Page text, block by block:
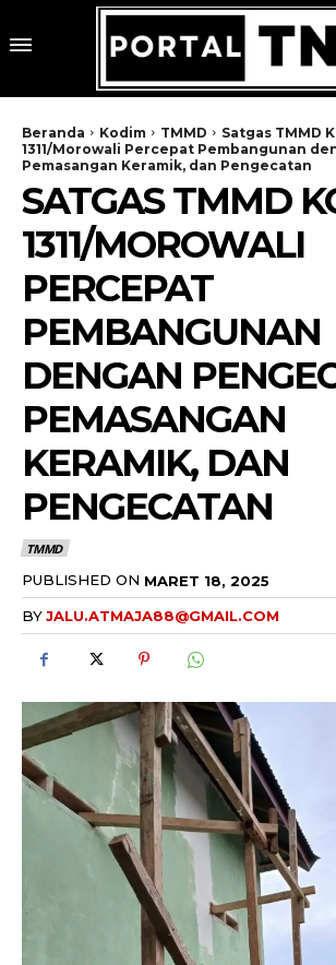
Beranda Kodim TMMD
Satgas TMMD
1311/Morowali Percepat Pembangunan
Pemasangan Keramik, dan Pengecatan
SATGAS TMMD
1311/MOROWALI
PERCEPAT
PEMBANGUNAN
DENGAN
PEMASANGAN
KERAMIK, DAN
PENGECATAN
TMMD
PUBLISHED ON MARET 18, 2025
BYJALU.ATMAJA88@GMAIL.COM